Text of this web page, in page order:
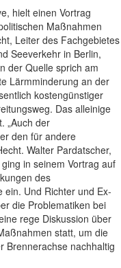
hielt einen Vortrag
Maßnahmen
Leiter des Fachgebietes
Seeverkehr in Berlin,
der Quelle sprich am
Lärmminderung an der
kostengünstiger
Das alleinige
„Auch der
den für andere
Walter Pardatscher,
in seinem Vortrag auf
des
Und Richter und Ex-
die Problematiken bei
rege Diskussion über
statt, um die
Brennerachse nachhaltig